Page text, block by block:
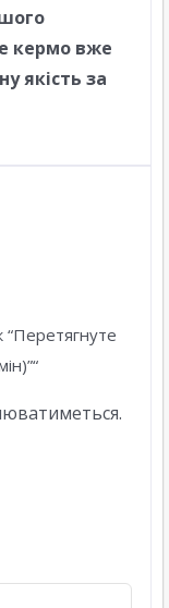
кермо вже
якість за